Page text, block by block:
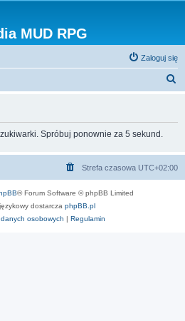
MUD RPG
Zaloguj się
j
Spróbuj ponownie za 5 sekund.
Strefa czasowa UTC+02:00
® Forum Software © phpBB Limited
dostarcza phpBB.pl
osobowych | Regulamin